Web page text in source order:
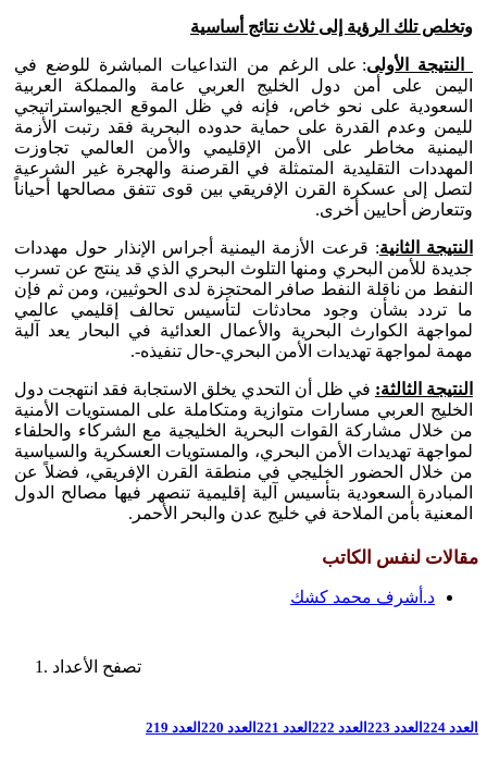
وتخلص تلك الرؤية إلى ثلاث نتائج أساسية
النتيجة الأولى: على الرغم من التداعيات المباشرة للوضع في
اليمن على أمن دول الخليج العربي عامة والمملكة العربية
السعودية على نحو خاص، فإنه في ظل الموقع الجيواستراتيجي
لليمن وعدم القدرة على حماية حدوده البحرية فقد رتبت الأزمة
اليمنية مخاطر على الأمن الإقليمي والأمن العالمي تجاوزت
المهددات التقليدية المتمثلة في القرصنة والهجرة غير الشرعية
لتصل إلى عسكرة القرن الإفريقي بين قوى تتفق مصالحها أحياناً
وتتعارض أحايين أخرى.
النتيجة الثانية: قرعت الأزمة اليمنية أجراس الإنذار حول مهددات
جديدة للأمن البحري ومنها التلوث البحري الذي قد ينتج عن تسرب
النفط من ناقلة النفط صافر المحتجزة لدى الحوثيين، ومن ثم فإن
ما تردد بشأن وجود محادثات لتأسيس تحالف إقليمي عالمي
لمواجهة الكوارث البحرية والأعمال العدائية في البحار يعد آلية
مهمة لمواجهة تهديدات الأمن البحري-حال تنفيذه-.
النتيجة الثالثة: في ظل أن التحدي يخلق الاستجابة فقد انتهجت دول
الخليج العربي مسارات متوازية ومتكاملة على المستويات الأمنية
من خلال مشاركة القوات البحرية الخليجية مع الشركاء والحلفاء
لمواجهة تهديدات الأمن البحري، والمستويات العسكرية والسياسية
من خلال الحضور الخليجي في منطقة القرن الإفريقي، فضلاً عن
المبادرة السعودية بتأسيس آلية إقليمية تنصهر فيها مصالح الدول
المعنية بأمن الملاحة في خليج عدن والبحر الأحمر.
مقالات لنفس الكاتب
د.أشرف محمد كشك
تصفح الأعداد
العدد 224 العدد 223 العدد 222 العدد 221 العدد 220 العدد 219